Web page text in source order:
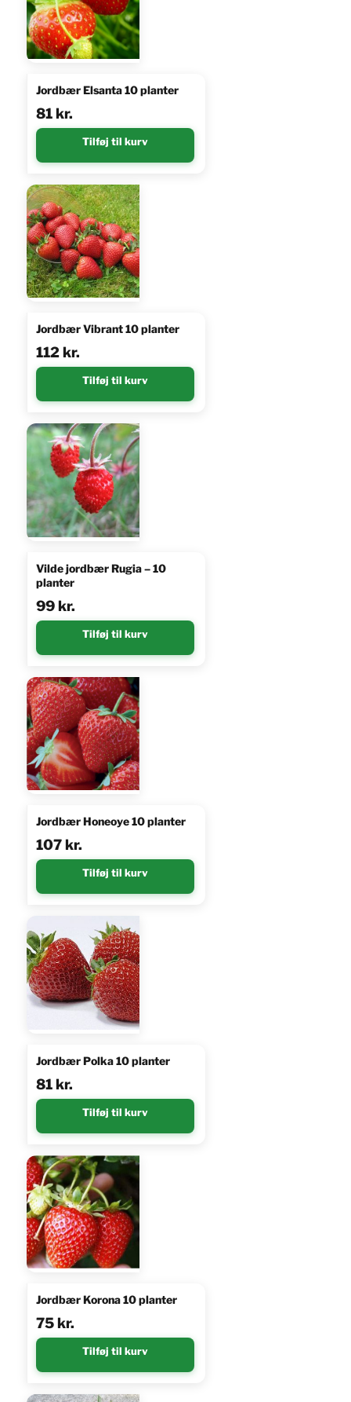
Jordbær Elsanta 10 planter
81kr.
Tilføj til kurv
Jordbær Vibrant 10 planter
112kr.
Tilføj til kurv
Vilde jordbær Rugia – 10
planter
99kr.
Tilføj til kurv
Jordbær Honeoye 10 planter
107kr.
Tilføj til kurv
Jordbær Polka 10 planter
81kr.
Tilføj til kurv
Jordbær Korona 10 planter
75kr.
Tilføj til kurv